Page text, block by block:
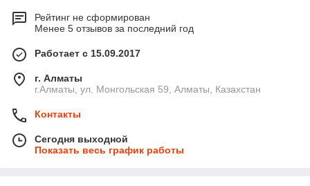
Рейтинг не сформирован
Менее 5 отзывов за последний год
Работает с 15.09.2017
г. Алматы
г.Алматы, ул. Монгольская 59, Алматы, Казахстан
Контакты
Сегодня выходной
Показать весь график работы